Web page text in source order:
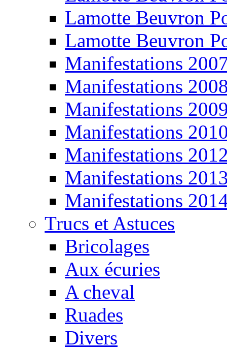
Lamotte Beuvron
Lamotte Beuvron
Manifestations
Manifestations
Manifestations
Manifestations
Manifestations
Manifestations
Manifestations
Trucs et Astuces
Bricolages
Aux écuries
A cheval
Ruades
Divers